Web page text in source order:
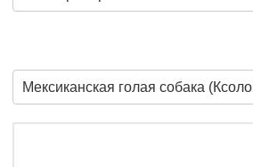
Мексиканская голая собака